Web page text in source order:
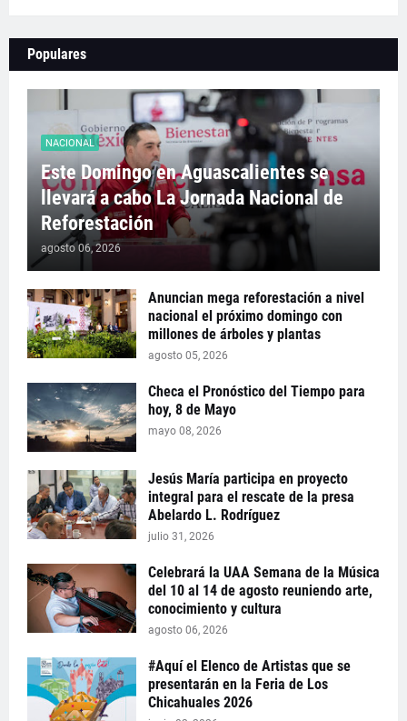
Populares
NACIONAL
Este Domingo en Aguascalientes se
llevará a cabo La Jornada Nacional de
Reforestación
agosto 06, 2026
Anuncian mega reforestación a nivel
nacional el próximo domingo con
millones de árboles y plantas
agosto 05, 2026
Checa el Pronóstico del Tiempo para
hoy, 8 de Mayo
mayo 08, 2026
Jesús María participa en proyecto
integral para el rescate de la presa
Abelardo L. Rodríguez
julio 31, 2026
Celebrará la UAA Semana de la Música
del 10 al 14 de agosto reuniendo arte,
conocimiento y cultura
agosto 06, 2026
#Aquí el Elenco de Artistas que se
presentarán en la Feria de Los
Chicahuales 2026